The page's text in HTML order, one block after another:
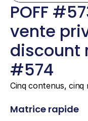
POFF
vente
discount
#574
Cinq contenus, cinq
Matrice rapide